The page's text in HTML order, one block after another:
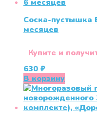
Соска-пустышка
меcяцев
Купите и
630 ₽
В корзину